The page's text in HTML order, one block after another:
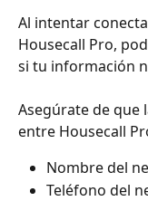
Al intentar
Housecall Pro,
si tu información
Asegúrate de que
entre Housecall
Nombre del
Teléfono del